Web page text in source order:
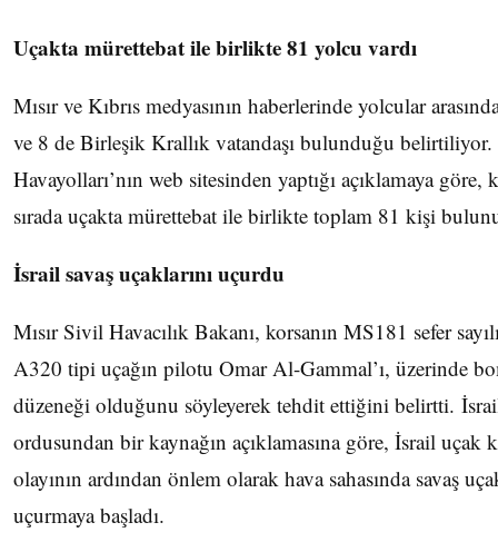
Uçakta mürettebat ile birlikte 81 yolcu vardı
Mısır ve Kıbrıs medyasının haberlerinde yolcular
ve 8 de Birleşik Krallık vatandaşı bulunduğu belirtiliyor.
Havayolları’nın web sitesinden yaptığı açıklamaya göre,
sırada uçakta mürettebat ile birlikte toplam 81 kişi
İsrail savaş uçaklarını uçurdu
Mısır Sivil Havacılık Bakanı, korsanın MS181 sefer
A320 tipi uçağın pilotu Omar Al-Gammal’ı, üzerinde
düzeneği olduğunu söyleyerek tehdit ettiğini belirtti.
ordusundan bir kaynağın açıklamasına göre, İsrail uçak
olayının ardından önlem olarak hava sahasında savaş
uçurmaya başladı.